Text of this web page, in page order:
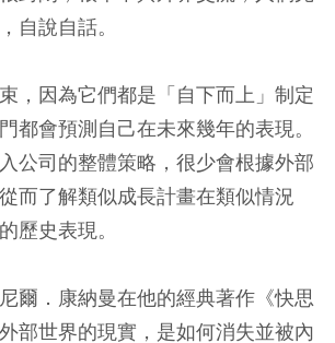
自說自話。
，因為它們都是「自下而上」制定
都會預測自己在未來幾年的表現。
公司的整體策略，很少會根據外部
而了解類似成長計畫在類似情況
歷史表現。
爾．康納曼在他的經典著作《快思
部世界的現實，是如何消失並被內